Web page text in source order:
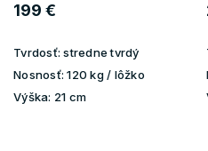
199 €
Tvrdosť: stredne tvrdý
Nosnosť: 120 kg / lôžko
Výška: 21 cm